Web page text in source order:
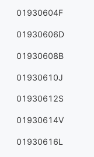
01930604F
01930606D
01930608B
01930610J
01930612S
01930614V
01930616L